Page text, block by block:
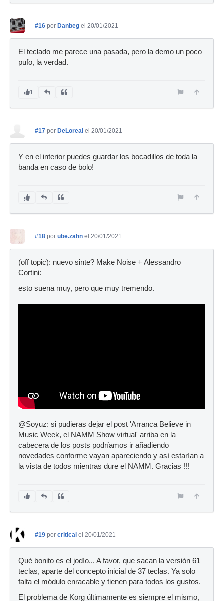
#16 por Danbeg el 20/01/2021
El teclado me parece una pasada, pero la demo un poco
pufo, la verdad.
1
#17 por DeLoreal el 20/01/2021
Y en el interior puedes guardar los bocadillos de toda la
banda en caso de bolo!
#18 por ube.zahn el 20/01/2021
(off topic): nuevo sinte? Make Noise + Alessandro
Cortini:
esto suena muy, pero que muy tremendo.
@Soyuz: si pudieras dejar el post 'Arranca Believe in
Music Week, el NAMM Show virtual' arriba en la
cabecera de los posts podríamos ir añadiendo
novedades conforme vayan apareciendo y así estarían a
la vista de todos mientras dure el NAMM. Gracias !!!
#19 por critical el 20/01/2021
Qué bonito es el jodío... A favor, que sacan la versión 61
teclas, aparte del concepto inicial de 37 teclas. Ya solo
falta el módulo enracable y tienen para todos los gustos.
El problema de Korg últimamente es siempre el mismo,